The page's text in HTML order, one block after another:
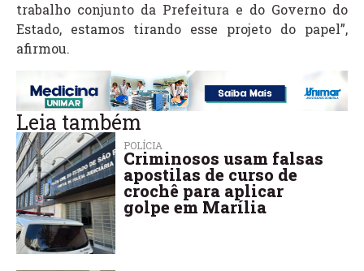
trabalho conjunto da Prefeitura e do Governo do
Estado, estamos tirando esse projeto do papel”,
afirmou.
Leia também
POLÍCIA
Criminosos usam falsas
apostilas de curso de
crochê para aplicar
golpe em Marília